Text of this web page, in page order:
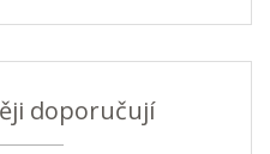
doporučují